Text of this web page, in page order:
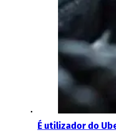
É utilizador do